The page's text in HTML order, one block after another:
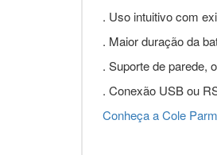
. Uso intuitivo com
. Maior duração da
. Suporte de parede,
. Conexão USB ou
Conheça a Cole